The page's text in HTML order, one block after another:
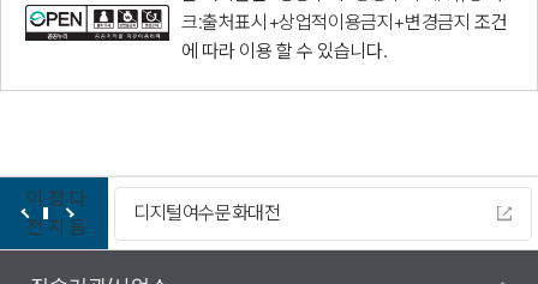
크:출처표시+상업적이용금지+변경금지 조건
에 따라 이용 할 수 있습니다.
이
전
정
지
다
음
디지털여수문화대전